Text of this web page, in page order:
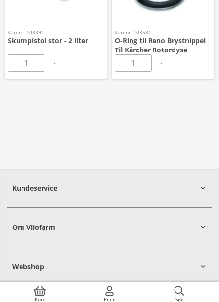
Kurv Profil Søg
Varenr. 103391
Skumpistol stor - 2 liter
Varenr. 103581
O-Ring til Reno Brystnippel
Til Kärcher Rotordyse
Kundeservice
Om Vilofarm
Webshop